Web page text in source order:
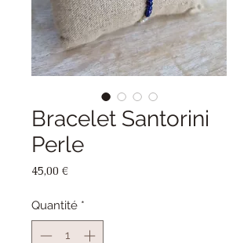
Bracelet Santorini
Perle
45,00 €Prix
Quantité *